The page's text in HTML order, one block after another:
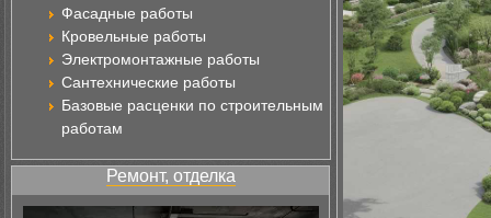
Фасадные работы
Кровельные работы
Электромонтажные работы
Сантехнические работы
Базовые расценки по строительным
работам
Ремонт, отделка